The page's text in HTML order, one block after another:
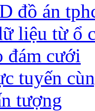
đồ án
liệu từ ổ
đám cưới
tuyến
tượng